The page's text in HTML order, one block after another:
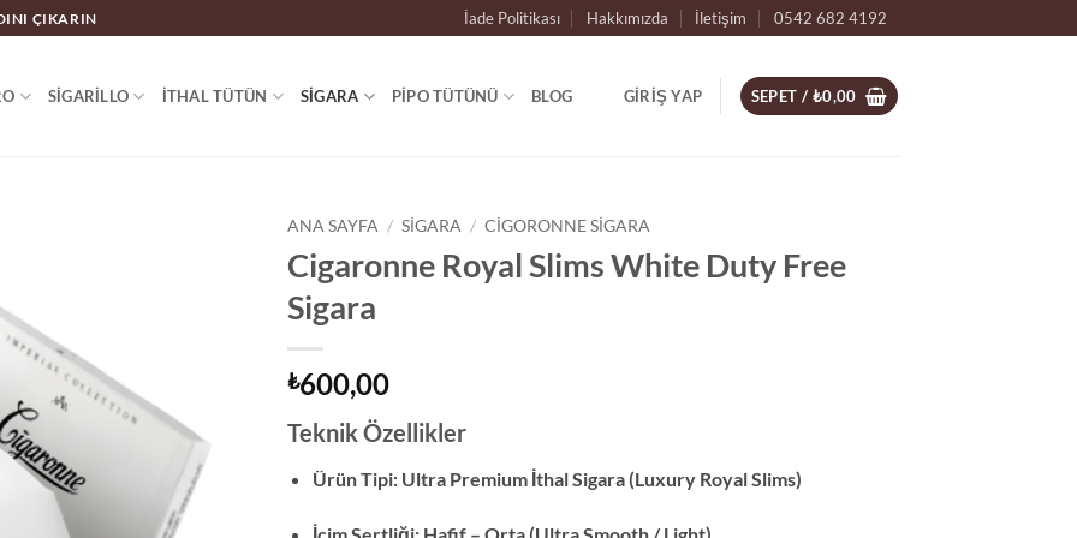
ÇIKARIN İade Politikası Hakkımızda İletişim 0542 682 4192
SIGARILLO İTHAL TÜTÜN SIGARA PIPO TÜTÜNÜ BLOG GIRIŞ YAP SEPET / ₺0,00
ANA SAYFA / SIGARA / CIGORONNE SIGARA
Cigaronne Royal Slims White Duty Free
Sigara
₺600,00
Teknik Özellikler
Ürün Tipi: Ultra Premium İthal Sigara (Luxury Royal Slims)
İçim Sertliği: Hafif – Orta (Ultra Smooth / Light)